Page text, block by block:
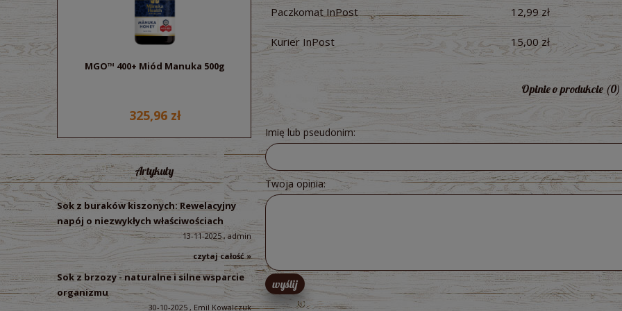
MGO™ 400+ Miód Manuka 500g
325,96 zł 5,71 zł
Pesto z Czosnku Niedźwiedziego
Artykuły
Sok z buraków kiszonych: Rewelacyjny
napój o niezwykłych właściwościach
13-11-2025 , admin
czytaj całość »
Sok z brzozy - naturalne i silne wsparcie
organizmu
30-10-2025 , Emil Kowalczuk
Paczkomat InPost 12,99 zł
Kurier InPost 15,00 zł
Opinie o produkcie (0)
Imię lub pseudonim:
Twoja opinia:
wyślij